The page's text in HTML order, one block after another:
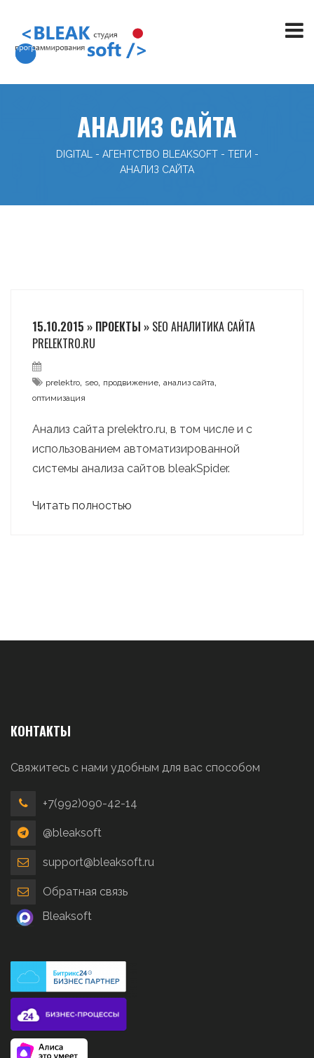
АНАЛИЗ САЙТА
DIGITAL - АГЕНТСТВО BLEAKSOFT - ТЕГИ -
АНАЛИЗ САЙТА
15.10.2015 » ПРОЕКТЫ » SEO АНАЛИТИКА САЙТА
PRELEKTRO.RU
prelektro, seo, продвижение, анализ сайта,
оптимизация
Анализ сайта prelektro.ru, в том числе и с
использованием автоматизированной
системы анализа сайтов bleakSpider.
Читать полностью
КОНТАКТЫ
Свяжитесь с нами удобным для вас способом
+7(992)090-42-14
@bleaksoft
support@bleaksoft.ru
Обратная связь
Bleaksoft